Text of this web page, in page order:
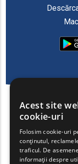
Acest site
cookie-uri
Folosim cookie-uri
conținutul,
traficul. De
informații despre